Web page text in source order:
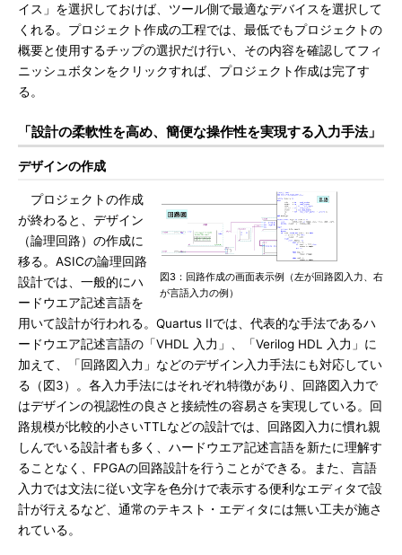
イス」を選択しておけば、ツール側で最適なデバイスを選択して
くれる。プロジェクト作成の工程では、最低でもプロジェクトの
概要と使用するチップの選択だけ行い、その内容を確認してフィ
ニッシュボタンをクリックすれば、プロジェクト作成は完了す
る。
「設計の柔軟性を高め、簡便な操作性を実現する入力手法」
デザインの作成
図3：回路作成の画面表示例（左が回路図入力、右
が言語入力の例）
プロジェクトの作成
が終わると、デザイン
（論理回路）の作成に
移る。ASICの論理回路
設計では、一般的にハ
ードウエア記述言語を
用いて設計が行われる。Quartus IIでは、代表的な手法であるハ
ードウエア記述言語の「VHDL 入力」、「Verilog HDL 入力」に
加えて、「回路図入力」などのデザイン入力手法にも対応してい
る（図3）。各入力手法にはそれぞれ特徴があり、回路図入力で
はデザインの視認性の良さと接続性の容易さを実現している。回
路規模が比較的小さいTTLなどの設計では、回路図入力に慣れ親
しんでいる設計者も多く、ハードウエア記述言語を新たに理解す
ることなく、FPGAの回路設計を行うことができる。また、言語
入力では文法に従い文字を色分けで表示する便利なエディタで設
計が行えるなど、通常のテキスト・エディタには無い工夫が施さ
れている。